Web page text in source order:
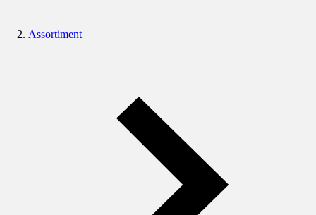
Assortiment